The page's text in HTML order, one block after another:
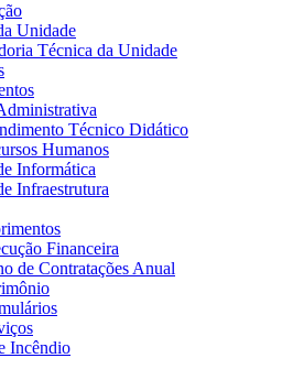
Unidade
Técnica da Unidade
Técnico Didático
Humanos
Informática
Infraestrutura
Financeira
de Contratações Anual
Incêndio